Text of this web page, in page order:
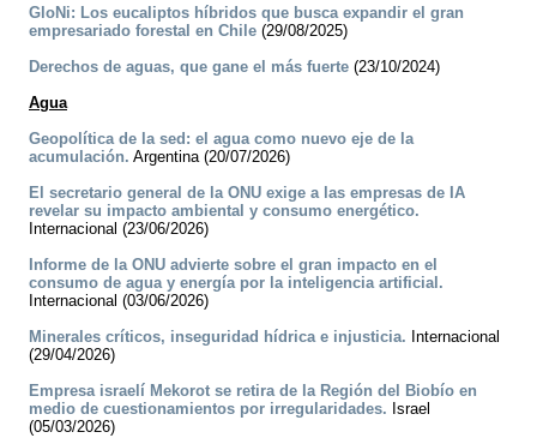
GloNi: Los eucaliptos híbridos que busca expandir el gran
empresariado forestal en Chile (29/08/2025)
Derechos de aguas, que gane el más fuerte (23/10/2024)
Agua
Geopolítica de la sed: el agua como nuevo eje de la
acumulación. Argentina (20/07/2026)
El secretario general de la ONU exige a las empresas de IA
revelar su impacto ambiental y consumo energético.
Internacional (23/06/2026)
Informe de la ONU advierte sobre el gran impacto en el
consumo de agua y energía por la inteligencia artificial.
Internacional (03/06/2026)
Minerales críticos, inseguridad hídrica e injusticia. Internacional
(29/04/2026)
Empresa israelí Mekorot se retira de la Región del Biobío en
medio de cuestionamientos por irregularidades. Israel
(05/03/2026)